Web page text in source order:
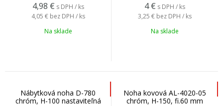
4,98 € s DPH / ks
4,05 € bez DPH / ks
Na sklade
4 € s DPH / ks
3,25 € bez DPH / ks
Na sklade
Nábytková noha D-780
chróm, H-100 nastaviteľná
Noha kovová AL-4020-05
chróm, H-150, fi.60 mm